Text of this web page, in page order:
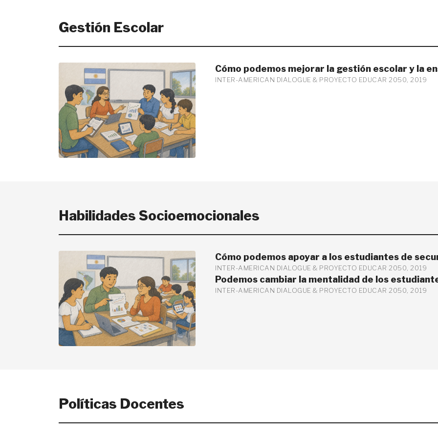
Gestión Escolar
Cómo podemos mejorar la gestión escolar y la
INTER-AMERICAN DIALOGUE & PROYECTO EDUCAR 2050, 2019
Habilidades Socioemocionales
Cómo podemos apoyar a los estudiantes de
INTER-AMERICAN DIALOGUE & PROYECTO EDUCAR 2050, 2019
Podemos cambiar la mentalidad de los
INTER-AMERICAN DIALOGUE & PROYECTO EDUCAR 2050, 2019
Políticas Docentes